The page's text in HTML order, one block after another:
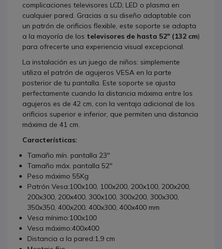
complicaciones televisores LCD, LED o plasma en
cualquier pared. Gracias a su diseño adaptable con
un patrón de orificios flexible, este soporte se adapta
a la mayoría de los televisores de hasta 52" (132 cm)
para ofrecerte una experiencia visual excepcional.
La instalación es un juego de niños: simplemente
utiliza el patrón de agujeros VESA en la parte
posterior de tu pantalla. Este soporte se ajusta
perfectamente cuando la distancia máxima entre los
agujeros es de 42 cm, con la ventaja adicional de los
orificios superior e inferior, que permiten una distancia
máxima de 41 cm.
Características:
Tamaño mín. pantalla 23''
Tamaño máx. pantalla 52''
Peso máximo 55Kg
Patrón Vesa:100x100, 100x200, 200x100, 200x200,
200x300, 200x400, 300x100, 300x200, 300x300,
350x350, 400x200, 400x300, 400x400 mm
Vesa mínimo:100x100
Vesa máximo:400x400
Distancia a la pared:1,9 cm